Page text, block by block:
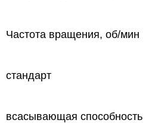
Частота вращения, об/мин
стандарт
всасывающая способность